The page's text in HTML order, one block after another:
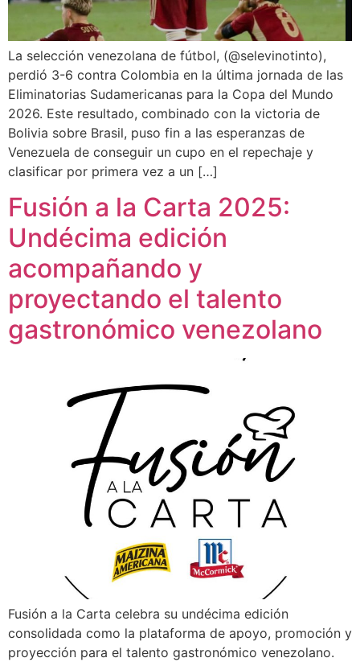
La selección venezolana de fútbol, (@selevinotinto),
perdió 3-6 contra Colombia en la última jornada de las
Eliminatorias Sudamericanas para la Copa del Mundo
2026. Este resultado, combinado con la victoria de
Bolivia sobre Brasil, puso fin a las esperanzas de
Venezuela de conseguir un cupo en el repechaje y
clasificar por primera vez a un […]
Fusión a la Carta 2025:
Undécima edición
acompañando y
proyectando el talento
gastronómico venezolano
Fusión a la Carta celebra su undécima edición
consolidada como la plataforma de apoyo, promoción y
proyección para el talento gastronómico venezolano.